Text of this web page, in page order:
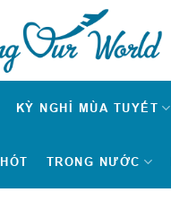
KỲ NGHỈ MÙA TUYẾT
TRONG NƯỚC